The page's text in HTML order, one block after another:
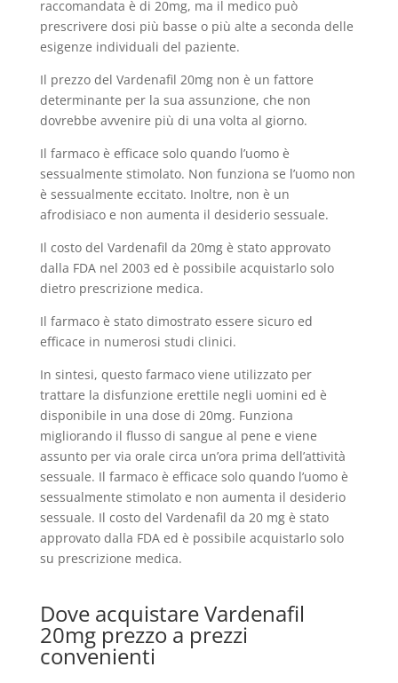
raccomandata è di 20mg, ma il medico può
prescrivere dosi più basse o più alte a seconda delle
esigenze individuali del paziente.
Il prezzo del Vardenafil 20mg non è un fattore
determinante per la sua assunzione, che non
dovrebbe avvenire più di una volta al giorno.
Il farmaco è efficace solo quando l’uomo è
sessualmente stimolato. Non funziona se l’uomo non
è sessualmente eccitato. Inoltre, non è un
afrodisiaco e non aumenta il desiderio sessuale.
Il costo del Vardenafil da 20mg è stato approvato
dalla FDA nel 2003 ed è possibile acquistarlo solo
dietro prescrizione medica.
Il farmaco è stato dimostrato essere sicuro ed
efficace in numerosi studi clinici.
In sintesi, questo farmaco viene utilizzato per
trattare la disfunzione erettile negli uomini ed è
disponibile in una dose di 20mg. Funziona
migliorando il flusso di sangue al pene e viene
assunto per via orale circa un’ora prima dell’attività
sessuale. Il farmaco è efficace solo quando l’uomo è
sessualmente stimolato e non aumenta il desiderio
sessuale. Il costo del Vardenafil da 20 mg è stato
approvato dalla FDA ed è possibile acquistarlo solo
su prescrizione medica.
Dove acquistare Vardenafil
20mg prezzo a prezzi
convenienti